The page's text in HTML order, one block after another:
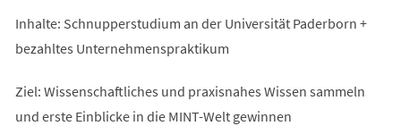
Inhalte: Schnupperstudium an der Universität Paderborn +
bezahltes Unternehmenspraktikum
Ziel: Wissenschaftliches und praxisnahes Wissen sammeln
und erste Einblicke in die MINT-Welt gewinnen